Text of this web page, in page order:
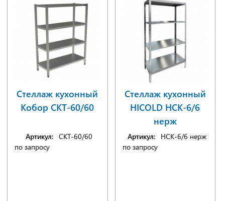
Стеллаж кухонный
Кобор СКТ-60/60
Артикул: СКТ-60/60
по запросу
Стеллаж кухонный
HICOLD НСК-6/6
нерж
Артикул:
НСК-6/6 нерж
по запросу